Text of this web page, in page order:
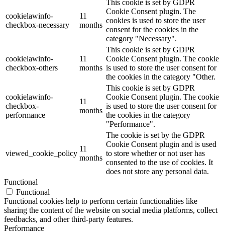
cookielawinfo-
checkbox-necessary
11
months
This cookie is set by GDPR
Cookie Consent plugin. The
cookies is used to store the user
consent for the cookies in the
category "Necessary".
cookielawinfo-
checkbox-others
11
months
This cookie is set by GDPR
Cookie Consent plugin. The cookie
is used to store the user consent for
the cookies in the category "Other.
cookielawinfo-
checkbox-
performance
11
months
This cookie is set by GDPR
Cookie Consent plugin. The cookie
is used to store the user consent for
the cookies in the category
"Performance".
viewed_cookie_policy
11
months
The cookie is set by the GDPR
Cookie Consent plugin and is used
to store whether or not user has
consented to the use of cookies. It
does not store any personal data.
Functional
Functional
Functional cookies help to perform certain functionalities like
sharing the content of the website on social media platforms, collect
feedbacks, and other third-party features.
Performance